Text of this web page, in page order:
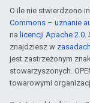
O ile nie stwierdzono
Commons – uznanie
na licencji Apache 2.0.
znajdziesz w
jest zastrzeżonym
stowarzyszonych.
towarowymi